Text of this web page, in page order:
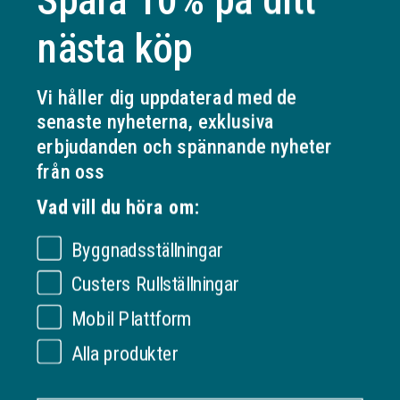
Bästa service från offert till färdigt
Specifikationer
Visa mer
OM VERKSAMHETEN
Ställningonline.se
Gräshoppsvägen 7 B (kontor/ej lager)
311 79 Falkenberg
Sverige
KUNDSERVICE
nästa köp
Vi håller dig uppdaterad med de
senaste nyheterna, exklusiva
erbjudanden och spännande nyheter
från oss
Vad vill du höra om:
Byggnadsställningar
Custers Rullställningar
Mobil Plattform
Alla produkter